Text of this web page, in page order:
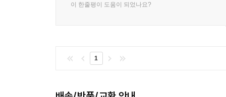
이 한줄평이 도움이 되었나요?
1